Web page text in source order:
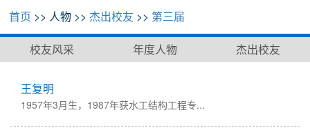
首页 >> 人物 >> 杰出校友 >> 第三届
校友风采 年度人物 杰出校友
王复明
​1957年3月生，1987年获水工结构工程专...